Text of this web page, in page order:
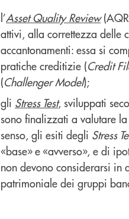
l’Asset Quality Review
attivi, alla correttezza delle
accantonamenti: essa si
pratiche creditizie (Credit
(Challenger Model);
gli Stress Test, sviluppati
sono finalizzati a valutare
senso, gli esiti degli Stress
«base» e «avverso», e di
non devono considerarsi in
patrimoniale dei gruppi